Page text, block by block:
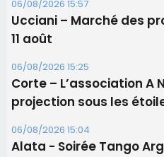
Festa di l’Associi
06/08/2026 15:57
11 août
06/08/2026 15:25
projection sous les